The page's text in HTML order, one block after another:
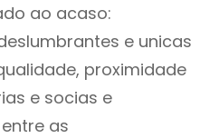
ao acaso:
e unicas
proximidade
e socias e
as